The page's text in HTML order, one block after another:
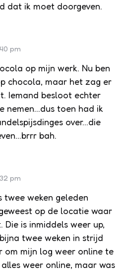
dat ik moet doorgeven.
pm
op mijn werk. Nu ben
chocola, maar het zag er
Iemand besloot echter
nemen…dus toen had ik
over…die
bah.
pm
twee weken geleden
op de locatie waar
Die is inmiddels weer up,
twee weken in strijd
om mijn log weer online te
weer online, maar was